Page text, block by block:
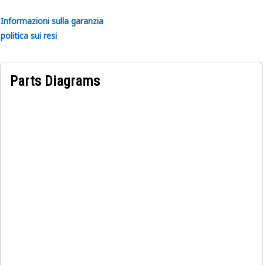
Informazioni sulla garanzia
politica sui resi
Parts Diagrams